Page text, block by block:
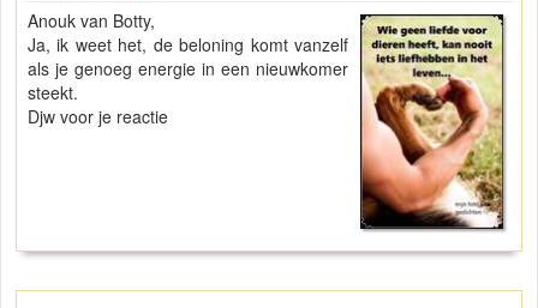
Anouk van Botty,
Ja, ik weet het, de beloning komt vanzelf
als je genoeg energie in een nieuwkomer
steekt.
Djw voor je reactie